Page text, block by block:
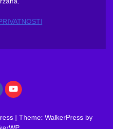
| Theme: WalkerPress by